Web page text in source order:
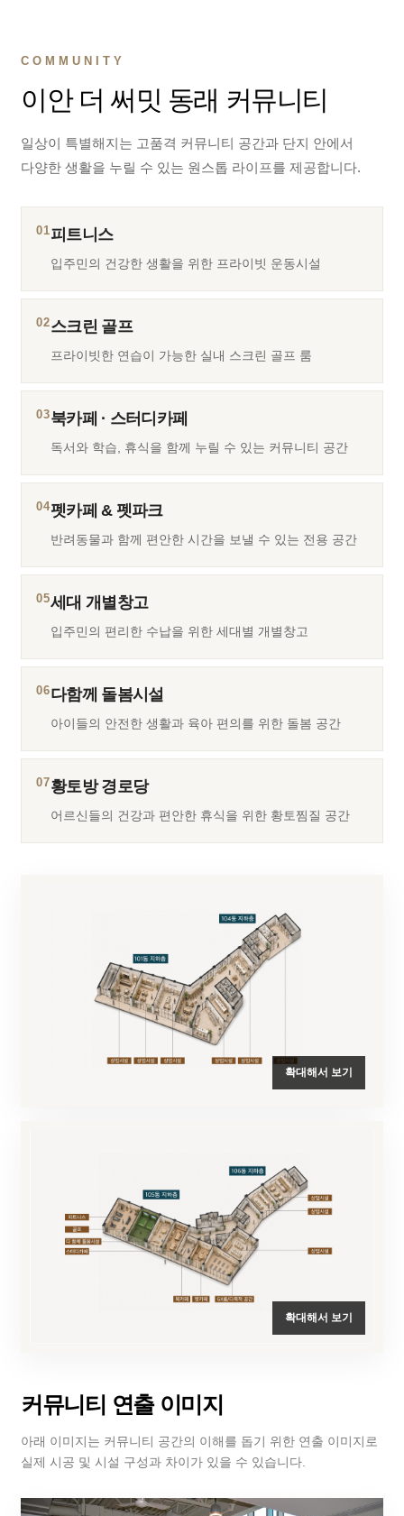
COMMUNITY
이안 더 써밋 동래 커뮤니티
일상이 특별해지는 고품격 커뮤니티 공간과 단지 안에서
다양한 생활을 누릴 수 있는 원스톱 라이프를 제공합니다.
01피트니스
입주민의 건강한 생활을 위한 프라이빗 운동시설
02스크린 골프
프라이빗한 연습이 가능한 실내 스크린 골프 룸
03북카페 · 스터디카페
독서와 학습, 휴식을 함께 누릴 수 있는 커뮤니티 공간
04펫카페 & 펫파크
반려동물과 함께 편안한 시간을 보낼 수 있는 전용 공간
05세대 개별창고
입주민의 편리한 수납을 위한 세대별 개별창고
06다함께 돌봄시설
아이들의 안전한 생활과 육아 편의를 위한 돌봄 공간
07황토방 경로당
어르신들의 건강과 편안한 휴식을 위한 황토찜질 공간
확대해서 보기
확대해서 보기
커뮤니티 연출 이미지
아래 이미지는 커뮤니티 공간의 이해를 돕기 위한 연출 이미지로
실제 시공 및 시설 구성과 차이가 있을 수 있습니다.